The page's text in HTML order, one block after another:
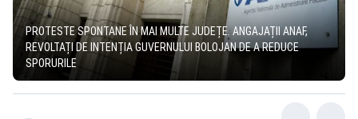
PROTESTE SPONTANE ÎN MAI MULTE JUDEȚE. ANGAJAȚII ANAF,
REVOLTAȚI DE INTENȚIA GUVERNULUI BOLOJAN DE A REDUCE
SPORURILE